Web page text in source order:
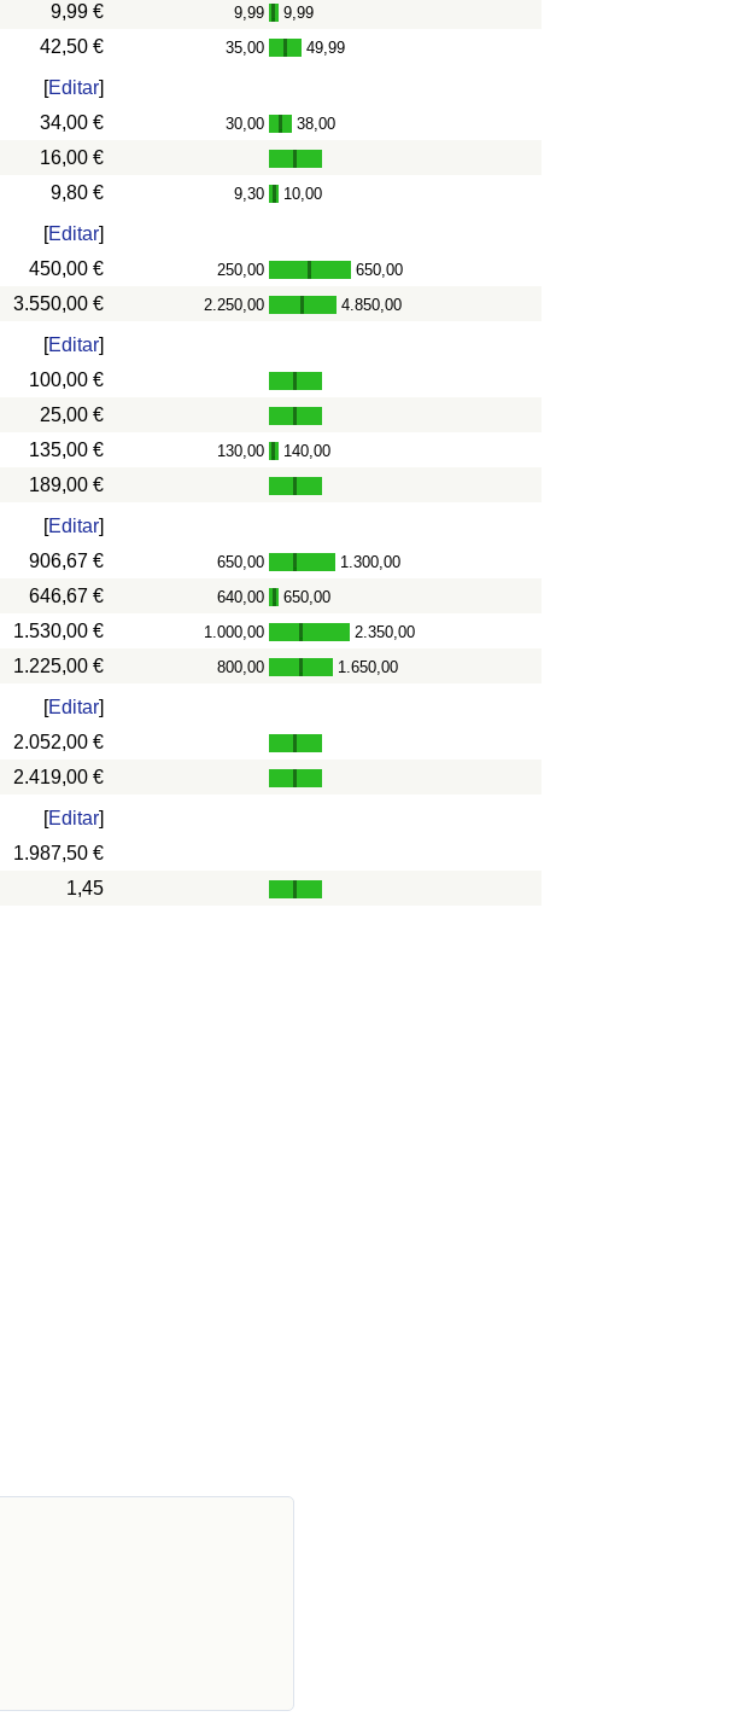
9,99 € 9,99 - 9,99
42,50 € 35,00 - 49,99
[Editar]
34,00 € 30,00 - 38,00
16,00 €
9,80 € 9,30 - 10,00
[Editar]
450,00 € 250,00 - 650,00
3.550,00 € 2.250,00 - 4.850,00
[Editar]
100,00 €
25,00 €
135,00 € 130,00 - 140,00
189,00 €
[Editar]
906,67 € 650,00 - 1.300,00
646,67 € 640,00 - 650,00
1.530,00 € 1.000,00 - 2.350,00
1.225,00 € 800,00 - 1.650,00
[Editar]
2.052,00 €
2.419,00 €
[Editar]
1.987,50 €
1,45